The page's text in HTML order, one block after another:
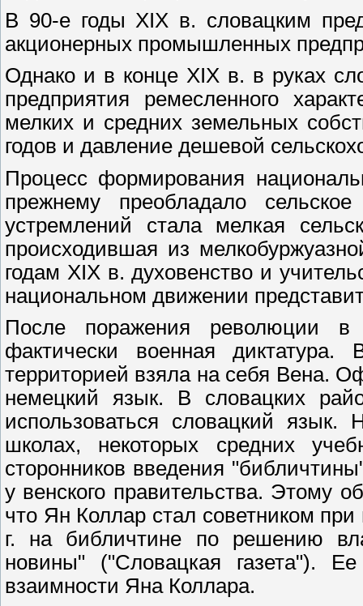
В 90-е годы XIX в. словацким
акционерных промышленных
Однако и в конце XIX в. в руках
предприятия ремесленного
мелких и средних земельных
годов и давление дешевой
Процесс формирования
прежнему преобладало
устремлений стала мелкая
происходившая из
годам XIX в. духовенство и
национальном движении
После поражения революции в
фактически военная
территорией взяла на себя Вена.
немецкий язык. В словацких
использоваться словацкий
школах, некоторых средних
сторонников введения
у венского правительства. Этому
что Ян Коллар стал советником
г. на библичтине по решению
новины" ("Словацкая газета").
взаимности Яна Коллара.